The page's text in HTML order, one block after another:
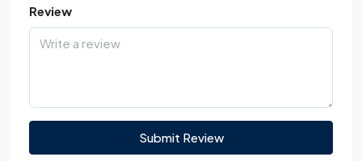
Review
Submit Review